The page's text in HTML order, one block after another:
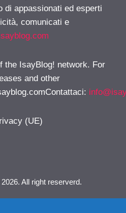
di appassionati ed esperti
comunicati e
the IsayBlog! network. For
and other
:
(UE)
All right reserverd.